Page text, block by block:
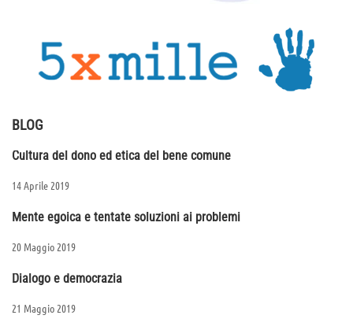
BLOG
Cultura del dono ed etica del bene comune
14 Aprile 2019
Mente egoica e tentate soluzioni ai problemi
20 Maggio 2019
Dialogo e democrazia
21 Maggio 2019